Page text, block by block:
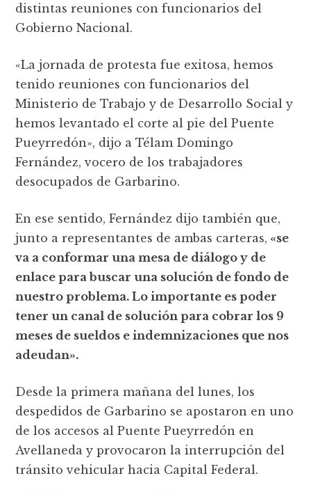
distintas reuniones con funcionarios del
Gobierno Nacional.
«La jornada de protesta fue exitosa, hemos
tenido reuniones con funcionarios del
Ministerio de Trabajo y de Desarrollo Social y
hemos levantado el corte al pie del Puente
Pueyrredón», dijo a Télam Domingo
Fernández, vocero de los trabajadores
desocupados de Garbarino.
En ese sentido, Fernández dijo también que,
junto a representantes de ambas carteras, «se
va a conformar una mesa de diálogo y de
enlace para buscar una solución de fondo de
nuestro problema. Lo importante es poder
tener un canal de solución para cobrar los 9
meses de sueldos e indemnizaciones que nos
adeudan».
Desde la primera mañana del lunes, los
despedidos de Garbarino se apostaron en uno
de los accesos al Puente Pueyrredón en
Avellaneda y provocaron la interrupción del
tránsito vehicular hacia Capital Federal.